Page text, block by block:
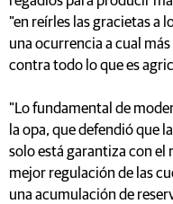
"en reírles las gracietas a
una ocurrencia a cual
contra todo lo que es
"Lo fundamental de
la opa, que defendió que
solo está garantiza con el
mejor regulación de las
una acumulación de